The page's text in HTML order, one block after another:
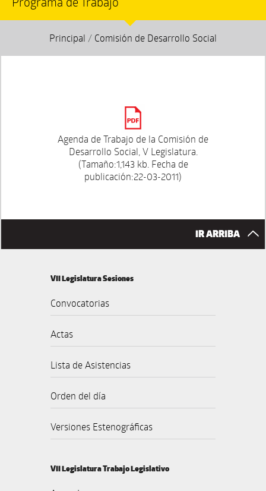
Principal / Comisión de Desarrollo Social
Agenda de Trabajo de la Comisión de
Desarrollo Social, V Legislatura.
(Tamaño:1,143 kb. Fecha de
publicación:22-03-2011)
IR ARRIBA
VII Legislatura Sesiones
Convocatorias
Actas
Lista de Asistencias
Orden del día
Versiones Estenográficas
VII Legislatura Trabajo Legislativo